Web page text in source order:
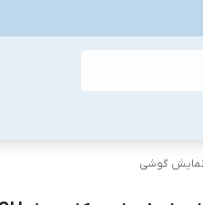
گوشی